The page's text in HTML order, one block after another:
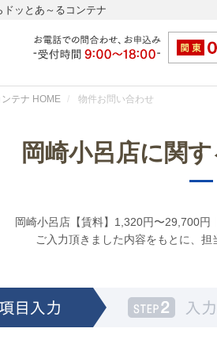
ッとあ～るコンテナ
テナ HOME 物件お問い合わせ
岡崎小呂店に関
岡崎小呂店【賃料】1,320円〜29,700円
ご入力頂きました内容をもとに、担